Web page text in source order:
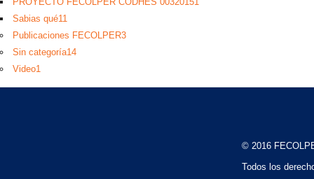
Sabias qué11
Publicaciones FECOLPER3
Sin categoría14
Video1
© 2016
Todos los